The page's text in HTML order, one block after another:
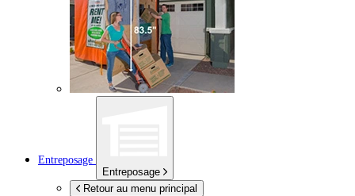
Entreposage
Entreposage
Retour au menu principal